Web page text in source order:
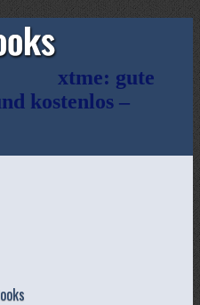
xtme: gute
kostenlos –